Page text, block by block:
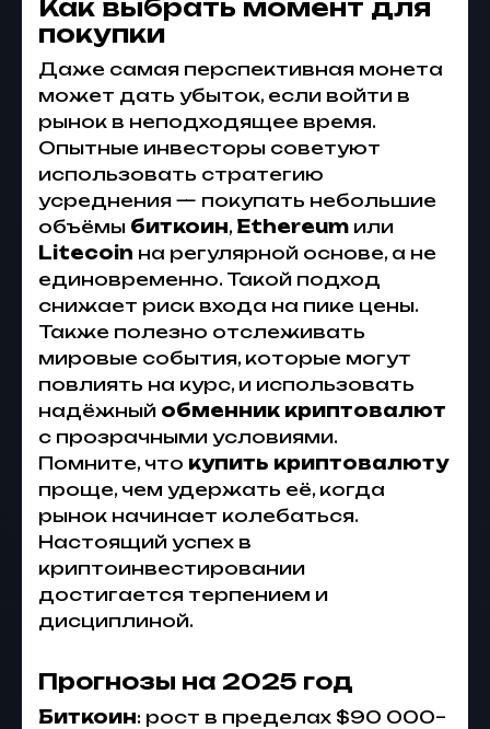
Как выбрать момент для
покупки
Даже самая перспективная монета
может дать убыток, если войти в
рынок в неподходящее время.
Опытные инвесторы советуют
использовать стратегию
усреднения — покупать небольшие
объёмы биткоин, Ethereum или
Litecoin на регулярной основе, а не
единовременно. Такой подход
снижает риск входа на пике цены.
Также полезно отслеживать
мировые события, которые могут
повлиять на курс, и использовать
надёжный обменник криптовалют
с прозрачными условиями.
Помните, что купить криптовалюту
проще, чем удержать её, когда
рынок начинает колебаться.
Настоящий успех в
криптоинвестировании
достигается терпением и
дисциплиной.
Прогнозы на 2025 год
Биткоин: рост в пределах $90 000–